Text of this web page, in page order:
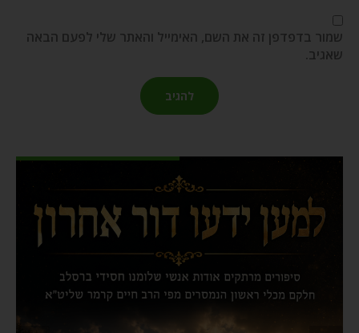
שמור בדפדפן זה את השם, האימייל והאתר שלי לפעם הבאה
שאגיב.